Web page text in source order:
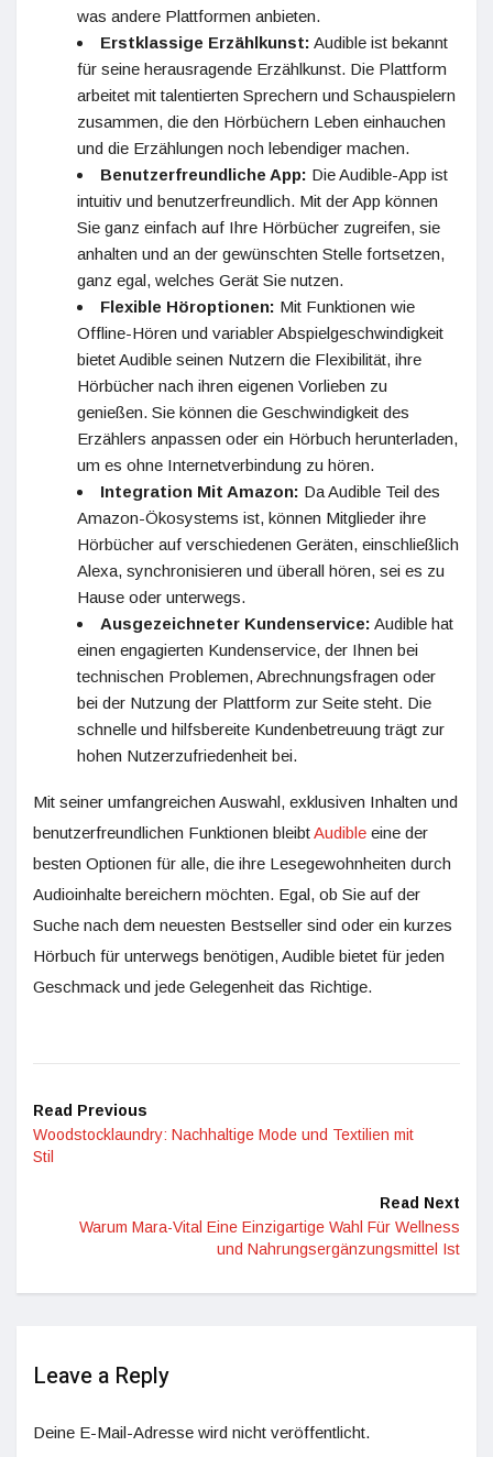
was andere Plattformen anbieten.
Erstklassige Erzählkunst: Audible ist bekannt
für seine herausragende Erzählkunst. Die Plattform
arbeitet mit talentierten Sprechern und Schauspielern
zusammen, die den Hörbüchern Leben einhauchen
und die Erzählungen noch lebendiger machen.
Benutzerfreundliche App: Die Audible-App ist
intuitiv und benutzerfreundlich. Mit der App können
Sie ganz einfach auf Ihre Hörbücher zugreifen, sie
anhalten und an der gewünschten Stelle fortsetzen,
ganz egal, welches Gerät Sie nutzen.
Flexible Höroptionen: Mit Funktionen wie
Offline-Hören und variabler Abspielgeschwindigkeit
bietet Audible seinen Nutzern die Flexibilität, ihre
Hörbücher nach ihren eigenen Vorlieben zu
genießen. Sie können die Geschwindigkeit des
Erzählers anpassen oder ein Hörbuch herunterladen,
um es ohne Internetverbindung zu hören.
Integration Mit Amazon: Da Audible Teil des
Amazon-Ökosystems ist, können Mitglieder ihre
Hörbücher auf verschiedenen Geräten, einschließlich
Alexa, synchronisieren und überall hören, sei es zu
Hause oder unterwegs.
Ausgezeichneter Kundenservice: Audible hat
einen engagierten Kundenservice, der Ihnen bei
technischen Problemen, Abrechnungsfragen oder
bei der Nutzung der Plattform zur Seite steht. Die
schnelle und hilfsbereite Kundenbetreuung trägt zur
hohen Nutzerzufriedenheit bei.
Mit seiner umfangreichen Auswahl, exklusiven Inhalten und
benutzerfreundlichen Funktionen bleibtAudible eine der
besten Optionen für alle, die ihre Lesegewohnheiten durch
Audioinhalte bereichern möchten. Egal, ob Sie auf der
Suche nach dem neuesten Bestseller sind oder ein kurzes
Hörbuch für unterwegs benötigen, Audible bietet für jeden
Geschmack und jede Gelegenheit das Richtige.
Read Previous
Woodstocklaundry: Nachhaltige Mode und Textilien mit
Stil
Read Next
Warum Mara-Vital Eine Einzigartige Wahl Für Wellness
und Nahrungsergänzungsmittel Ist
Leave a Reply
Deine E-Mail-Adresse wird nicht veröffentlicht.